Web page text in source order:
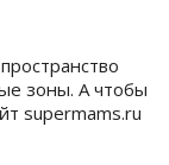
зоны. А чтобы
supermams.ru